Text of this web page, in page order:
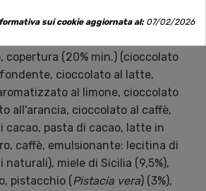
copertura (20% min.) (cioccolato
cioccolato al latte,
al limone, cioccolato
all'arancia, cioccolato al caffè,
cacao, pasta di cacao, latte in
caffè, emulsionante: lecitina di
naturali), miele di Sicilia (9,5%),
pistacchio ( Pistacia vera) (3%),
sui cookie aggiornata al:07/02/2026